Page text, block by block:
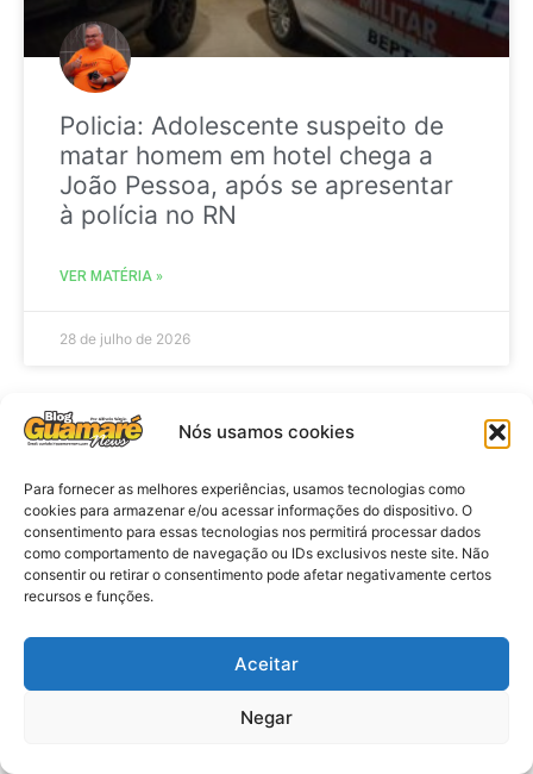
Nós usamos cookies
Para fornecer as melhores experiências, usamos tecnologias como
cookies para armazenar e/ou acessar informações do dispositivo. O
consentimento para essas tecnologias nos permitirá processar dados
como comportamento de navegação ou IDs exclusivos neste site. Não
consentir ou retirar o consentimento pode afetar negativamente certos
recursos e funções.
Aceitar
Negar
Policia: Adolescente suspeito de
matar homem em hotel chega a
João Pessoa, após se apresentar
à polícia no RN
VER MATÉRIA »
28 de julho de 2026
Eleições 2026: procuradores e